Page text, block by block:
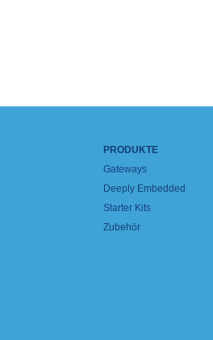
PRODUKTE
Gateways
Deeply Embedded
Starter Kits
Zubehör